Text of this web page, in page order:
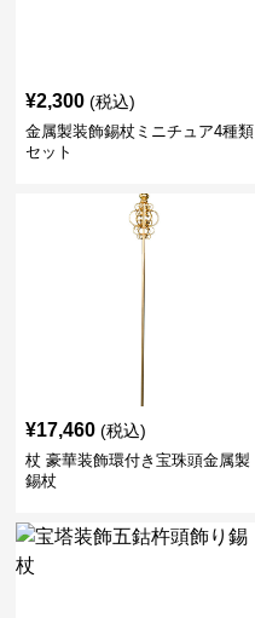
¥2,300 (税込)
金属製装飾錫杖ミニチュア4種類
セット
¥17,460 (税込)
杖 豪華装飾環付き宝珠頭金属製
錫杖